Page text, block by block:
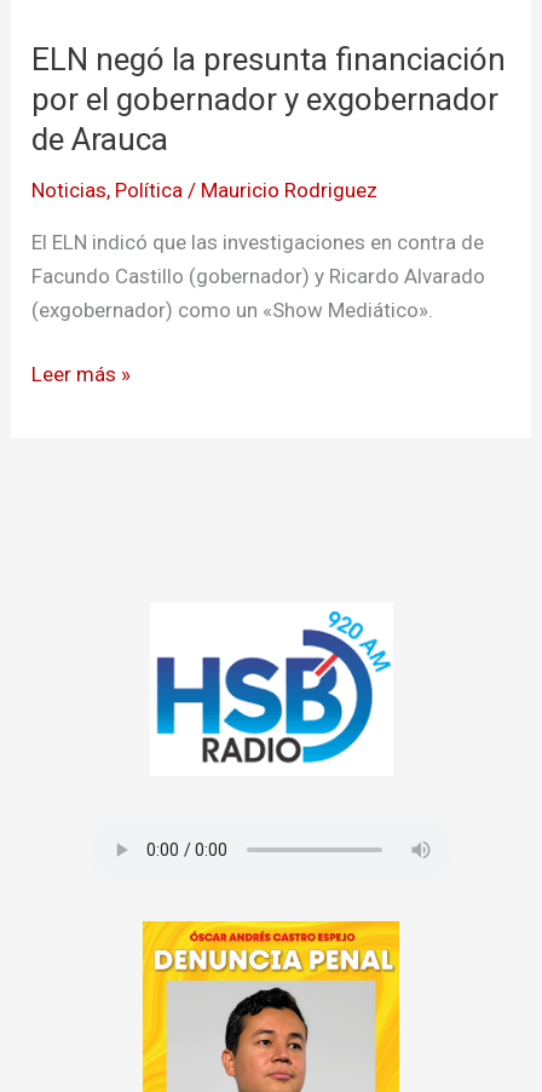
ELN negó la presunta financiación
por el gobernador y exgobernador
de Arauca
Noticias, Política / Mauricio Rodriguez
El ELN indicó que las investigaciones en contra de
Facundo Castillo (gobernador) y Ricardo Alvarado
(exgobernador) como un «Show Mediático».
la
presunta
financiación
por
el
de
Arauca
Leer más »